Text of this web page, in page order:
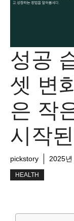
성공
셋 변
은 작
시작
pickstory 2025년
HEALTH